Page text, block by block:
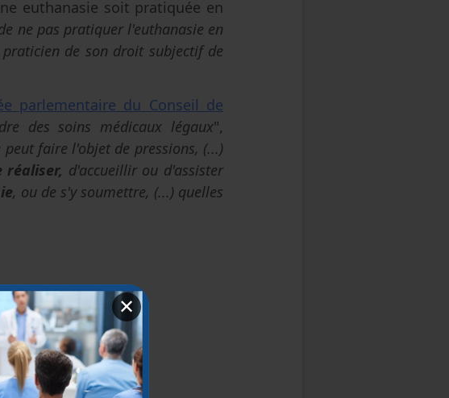
euthanasie soit pratiquée en
ne pas pratiquer l'euthanasie en
de son droit subjectif de
parlementaire du Conseil de
des soins médicaux légaux",
peut faire l'objet de pressions, (...)
réaliser, d'accueillir ou d'assister
, ou de s'y soumettre, (...) quelles
✕